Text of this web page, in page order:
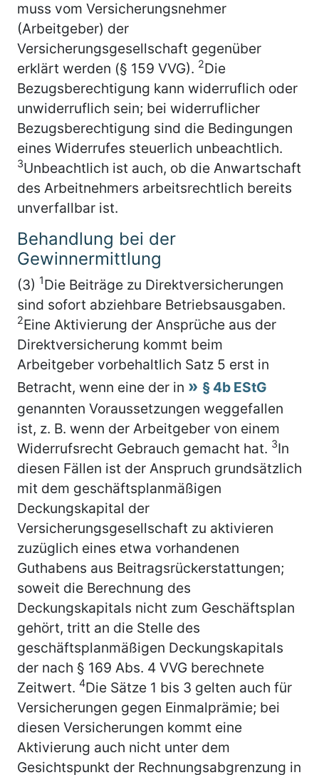
muss vom Versicherungsnehmer
(Arbeitgeber) der
Versicherungsgesellschaft gegenüber
erklärt werden (§ 159 VVG). 2Die
Bezugsberechtigung kann widerruflich oder
unwiderruflich sein; bei widerruflicher
Bezugsberechtigung sind die Bedingungen
eines Widerrufes steuerlich unbeachtlich.
3Unbeachtlich ist auch, ob die Anwartschaft
des Arbeitnehmers arbeitsrechtlich bereits
unverfallbar ist.
Behandlung bei der
Gewinnermittlung
(3) 1Die Beiträge zu Direktversicherungen
sind sofort abziehbare Betriebsausgaben.
2Eine Aktivierung der Ansprüche aus der
Direktversicherung kommt beim
Arbeitgeber vorbehaltlich Satz 5 erst in
Betracht, wenn eine der in
§ 4b EStG
genannten Voraussetzungen weggefallen
ist, z. B. wenn der Arbeitgeber von einem
Widerrufsrecht Gebrauch gemacht hat. 3In
diesen Fällen ist der Anspruch grundsätzlich
mit dem geschäftsplanmäßigen
Deckungskapital der
Versicherungsgesellschaft zu aktivieren
zuzüglich eines etwa vorhandenen
Guthabens aus Beitragsrückerstattungen;
soweit die Berechnung des
Deckungskapitals nicht zum Geschäftsplan
gehört, tritt an die Stelle des
geschäftsplanmäßigen Deckungskapitals
der nach § 169 Abs. 4 VVG berechnete
Zeitwert. 4Die Sätze 1 bis 3 gelten auch für
Versicherungen gegen Einmalprämie; bei
diesen Versicherungen kommt eine
Aktivierung auch nicht unter dem
Gesichtspunkt der Rechnungsabgrenzung in